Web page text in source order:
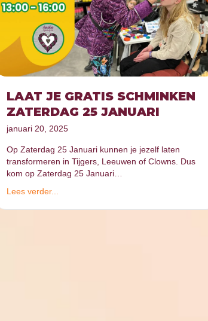
LAAT JE GRATIS SCHMINKEN
ZATERDAG 25 JANUARI
januari 20, 2025
Op Zaterdag 25 Januari kunnen je jezelf laten
transformeren in Tijgers, Leeuwen of Clowns. Dus
kom op Zaterdag 25 Januari…
Lees verder...